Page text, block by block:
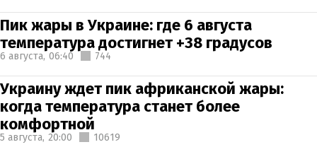
Пик жары в Украине: где 6 августа
температура достигнет +38 градусов
6 августа, 06:40 744
Украину ждет пик африканской жары:
когда температура станет более
комфортной
5 августа, 20:00 10619